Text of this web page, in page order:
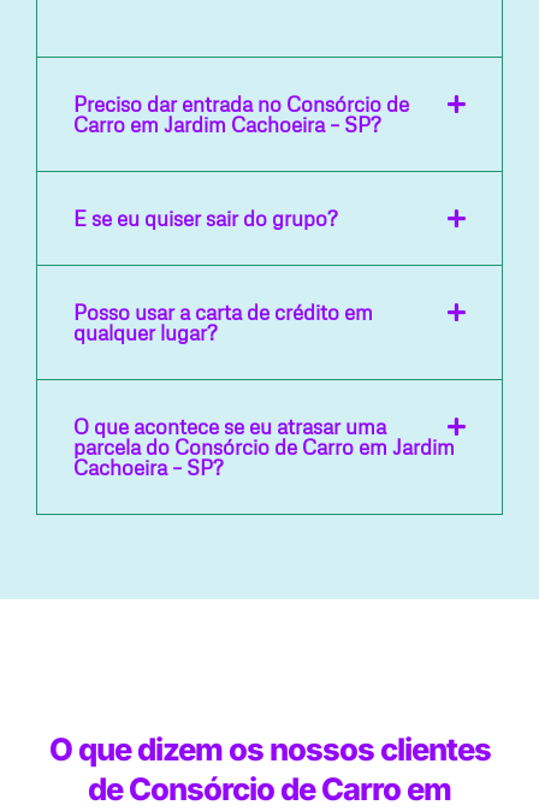
Preciso dar entrada no Consórcio de
Carro em Jardim Cachoeira – SP?
E se eu quiser sair do grupo?
Posso usar a carta de crédito em
qualquer lugar?
O que acontece se eu atrasar uma
parcela do Consórcio de Carro em Jardim
Cachoeira – SP?
O que dizem os nossos clientes
de Consórcio de Carro em